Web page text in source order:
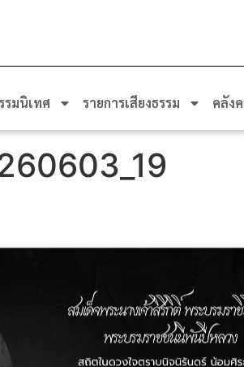
รมนิเทศ รายการเสียงธรรม คลัง